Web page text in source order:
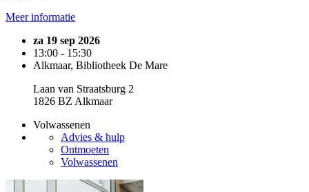
Meer informatie
za 19 sep 2026
13:00 - 15:30
Alkmaar, Bibliotheek De Mare
Laan van Straatsburg 2
1826 BZ Alkmaar
Volwassenen
Advies & hulp
Ontmoeten
Volwassenen